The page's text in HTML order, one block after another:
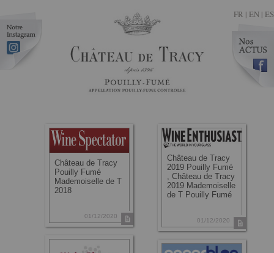
FR | EN | ES
Château de Tracy
Pouilly Fumé
Mademoiselle de T
2018
01/12/2020
Château de Tracy
2019 Pouilly Fumé
, Château de Tracy
2019 Mademoiselle
de T Pouilly Fumé
01/12/2020